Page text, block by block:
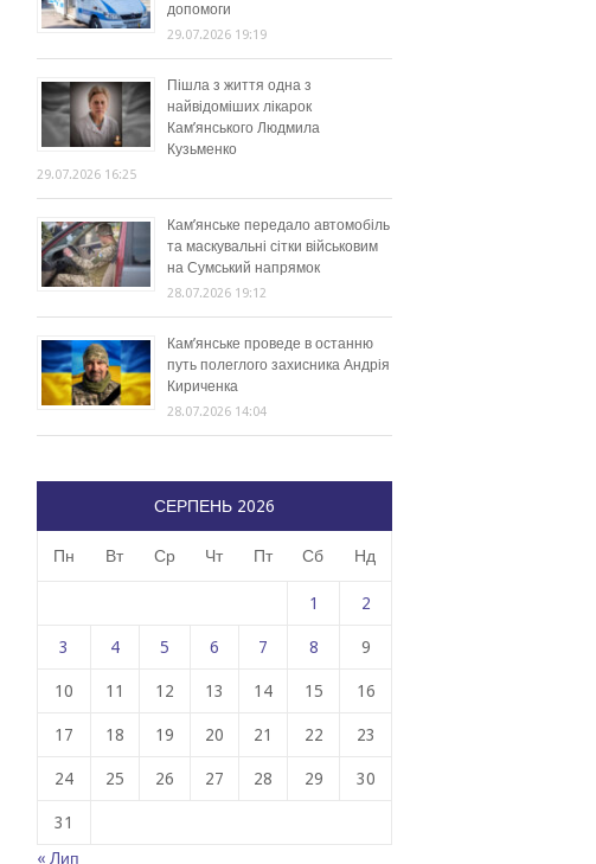
допомоги
29.07.2026 19:19
Пішла з життя одна з
найвідоміших лікарок
Кам’янського Людмила
Кузьменко
29.07.2026 16:25
Кам’янське передало автомобіль
та маскувальні сітки військовим
на Сумський напрямок
28.07.2026 19:12
Кам’янське проведе в останню
путь полеглого захисника Андрія
Кириченка
28.07.2026 14:04
СЕРПЕНЬ 2026
Пн Вт Ср Чт Пт Сб Нд
1 2
3 4 5 6 7 8 9
10 11 12 13 14 15 16
17 18 19 20 21 22 23
24 25 26 27 28 29 30
31
« Лип